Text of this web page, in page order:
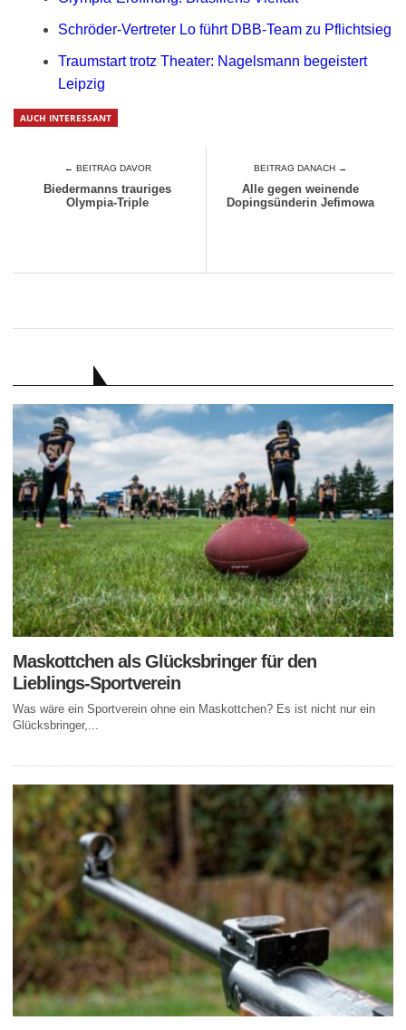
Schröder-Vertreter Lo führt DBB-Team zu Pflichtsieg
Traumstart trotz Theater: Nagelsmann begeistert
Leipzig
AUCH INTERESSANT
← BEITRAG DAVOR
Biedermanns trauriges
Olympia-Triple
BEITRAG DANACH →
Alle gegen weinende
Dopingsünderin Jefimowa
Maskottchen als Glücksbringer für den
Lieblings-Sportverein
Was wäre ein Sportverein ohne ein Maskottchen? Es ist nicht nur ein
Glücksbringer,...